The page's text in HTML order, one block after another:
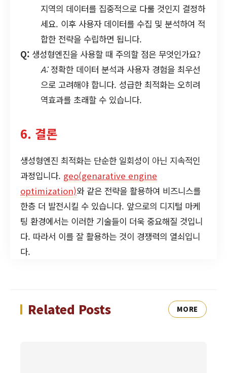
지역의 데이터를 집중적으로 다룰 것인지 결정하
세요. 이후 사용자 데이터를 수집 및 분석하여 적
합한 전략을 수립하면 됩니다.
Q: 생성형엔진을 사용할 때 주의할 점은 무엇인가요?
A:정확한 데이터 분석과 사용자 경험을 최우선
으로 고려해야 합니다. 성급한 최적화는 오히려
역효과를 초래할 수 있습니다.
6. 결론
생성형엔진 최적화는 단순한 일회성이 아닌 지속적인
과정입니다. geo(genarative engine
optimization)와 같은 전략을 활용하여 비즈니스를
한층 더 발전시킬 수 있습니다. 앞으로의 디지털 마케
팅 환경에서는 이러한 기술들이 더욱 중요해질 것입니
다. 따라서 이를 잘 활용하는 것이 경쟁력의 열쇠입니
다.
Related Posts MORE